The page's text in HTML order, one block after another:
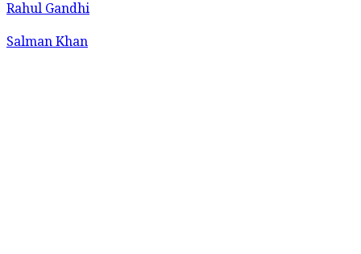
Rahul Gandhi
Salman Khan